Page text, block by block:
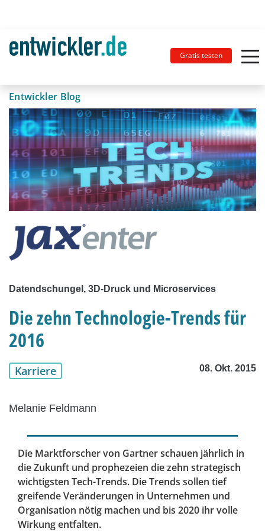
Gratis testen
Entwickler Blog
Datendschungel, 3D-Druck und Microservices
Die zehn Technologie-Trends für
2016
Karriere 08. Okt. 2015
Melanie Feldmann
Die Marktforscher von Gartner schauen jährlich in
die Zukunft und prophezeien die zehn strategisch
wichtigsten Tech-Trends. Die Trends sollen tief
greifende Veränderungen in Unternehmen und
Organisation nötig machen und bis 2020 ihr volle
Wirkung entfalten.